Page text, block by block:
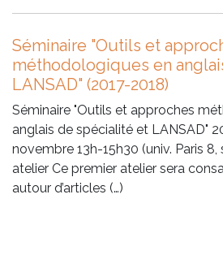
Séminaire "Outils et
méthodologiques en
LANSAD" (2017-2018)
Séminaire "Outils et approches
anglais de spécialité et LANSAD"
novembre 13h-15h30 (univ. Paris 8,
atelier Ce premier atelier sera
autour d’articles (…)